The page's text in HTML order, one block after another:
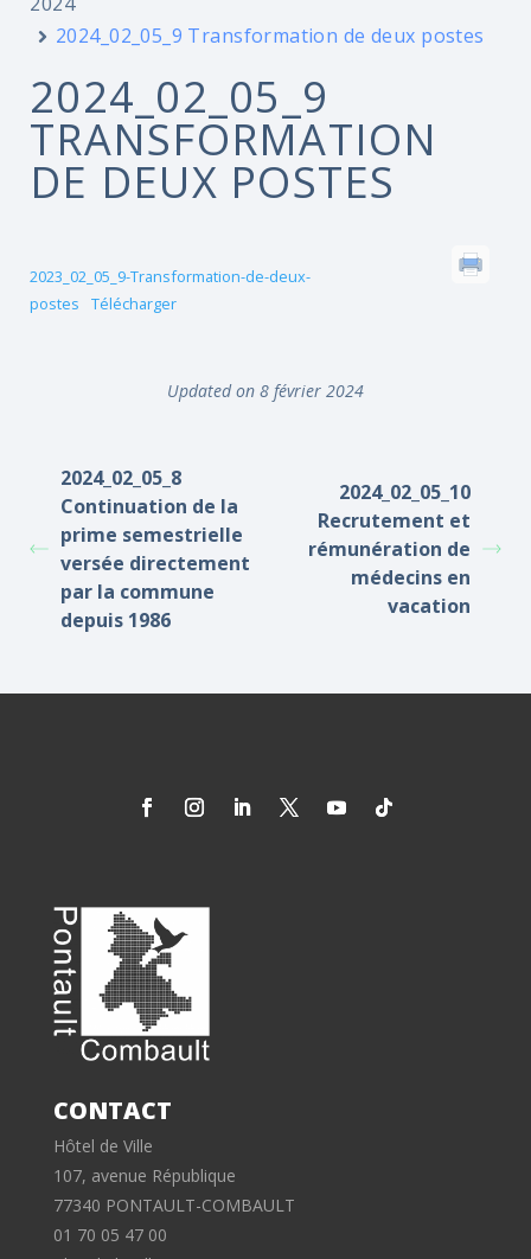
2024_02_05_9 Transformation de deux postes
2024_02_05_9
TRANSFORMATION
DE DEUX POSTES
2023_02_05_9-Transformation-de-deux-
postes
Télécharger
Updated on 8 février 2024
2024_02_05_8
Continuation de la
prime semestrielle
versée directement
par la commune
depuis 1986
2024_02_05_10
Recrutement et
rémunération de
médecins en
vacation
CONTACT
Hôtel de Ville
107, avenue République
77340 PONTAULT-COMBAULT
01 70 05 47 00